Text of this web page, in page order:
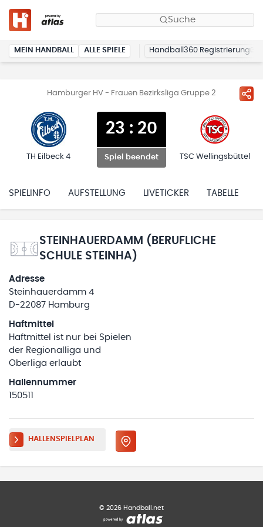
Suche
MEIN HANDBALL ALLE SPIELE Handball360 Registrierung
Hamburger HV - Frauen Bezirksliga Gruppe 2
TH Eilbeck 4
23 : 20
Spiel beendet TSC Wellingsbüttel
SPIELINFO AUFSTELLUNG LIVETICKER TABELLE
STEINHAUERDAMM (BERUFLICHE
SCHULE STEINHA)
Adresse
Steinhauerdamm 4
D-22087 Hamburg
Haftmittel
Haftmittel ist nur bei Spielen
der Regionalliga und
Oberliga erlaubt
Hallennummer
150511
HALLENSPIELPLAN
© 2026 Handball.net